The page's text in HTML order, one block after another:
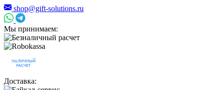
shop@gift-solutions.ru
Мы принимаем:
Доставка: